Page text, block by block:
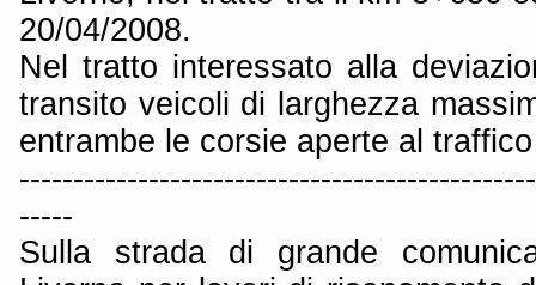
20/04/2008.
Nel tratto interessato alla
transito veicoli di larghezza
entrambe le corsie aperte al
-----
Sulla strada di grande